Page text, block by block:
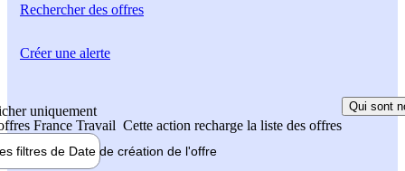
Rechercherdes offres
uniquement
France Travail Cette action recharge la liste des offres
Qui sont
filtres de Date de création de l'offre
Créer une alerte